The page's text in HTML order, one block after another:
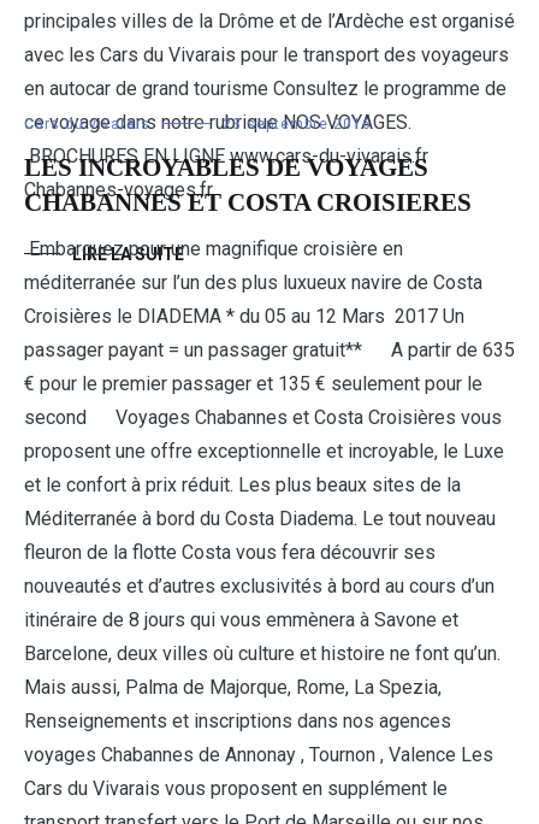
principales villes de la Drôme et de l’Ardèche est organisé
avec les Cars du Vivarais pour le transport des voyageurs
en autocar de grand tourisme Consultez le programme de
ce voyage dans notre rubrique NOS VOYAGES.
BROCHURES EN LIGNE www.cars-du-vivarais.fr
Chabannes-voyages.fr
LIRE LA SUITE
Cars du vivarais 23 septembre 2016
LES INCROYABLES DE VOYAGES
CHABANNES ET COSTA CROISIERES
Embarquez pour une magnifique croisière en
méditerranée sur l’un des plus luxueux navire de Costa
Croisières le DIADEMA * du 05 au 12 Mars 2017 Un
passager payant = un passager gratuit** A partir de 635
€ pour le premier passager et 135 € seulement pour le
second Voyages Chabannes et Costa Croisières vous
proposent une offre exceptionnelle et incroyable, le Luxe
et le confort à prix réduit. Les plus beaux sites de la
Méditerranée à bord du Costa Diadema. Le tout nouveau
fleuron de la flotte Costa vous fera découvrir ses
nouveautés et d’autres exclusivités à bord au cours d’un
itinéraire de 8 jours qui vous emmènera à Savone et
Barcelone, deux villes où culture et histoire ne font qu’un.
Mais aussi, Palma de Majorque, Rome, La Spezia,
Renseignements et inscriptions dans nos agences
voyages Chabannes de Annonay , Tournon , Valence Les
Cars du Vivarais vous proposent en supplément le